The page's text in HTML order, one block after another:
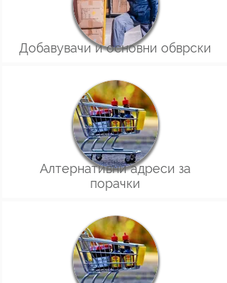
Добавувачи и основни обврски
Алтернативни адреси за
порачки